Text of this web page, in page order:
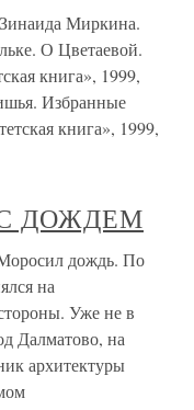
Миркина.
О Цветаевой.
книга», 1999,
Избранные
книга», 1999,
С ДОЖДЕМ
дождь. По
на
Уже не в
Далматово, на
архитектуры